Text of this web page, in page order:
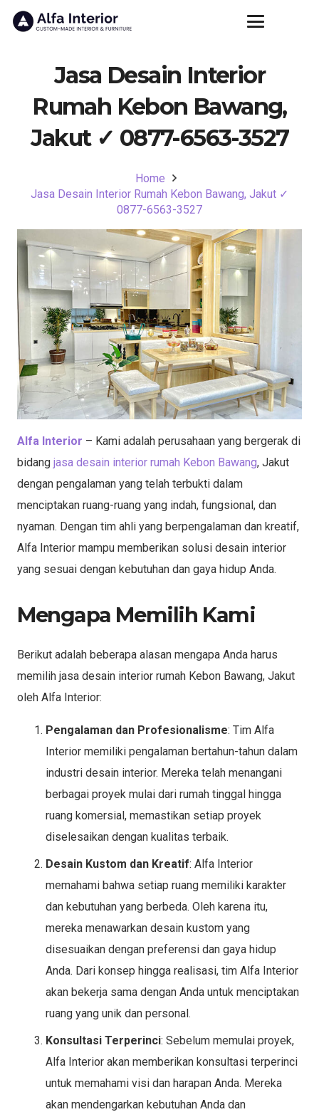
Jasa Desain Interior
Rumah Kebon Bawang,
Jakut ✓ 0877-6563-3527
Home
Jasa Desain Interior Rumah Kebon Bawang, Jakut ✓
0877-6563-3527
Alfa Interior – Kami adalah perusahaan yang bergerak di
bidang jasa desain interior rumah Kebon Bawang, Jakut
dengan pengalaman yang telah terbukti dalam
menciptakan ruang-ruang yang indah, fungsional, dan
nyaman. Dengan tim ahli yang berpengalaman dan kreatif,
Alfa Interior mampu memberikan solusi desain interior
yang sesuai dengan kebutuhan dan gaya hidup Anda.
Mengapa Memilih Kami
Berikut adalah beberapa alasan mengapa Anda harus
memilih jasa desain interior rumah Kebon Bawang, Jakut
oleh Alfa Interior:
Pengalaman dan Profesionalisme: Tim Alfa
Interior memiliki pengalaman bertahun-tahun dalam
industri desain interior. Mereka telah menangani
berbagai proyek mulai dari rumah tinggal hingga
ruang komersial, memastikan setiap proyek
diselesaikan dengan kualitas terbaik.
Desain Kustom dan Kreatif: Alfa Interior
memahami bahwa setiap ruang memiliki karakter
dan kebutuhan yang berbeda. Oleh karena itu,
mereka menawarkan desain kustom yang
disesuaikan dengan preferensi dan gaya hidup
Anda. Dari konsep hingga realisasi, tim Alfa Interior
akan bekerja sama dengan Anda untuk menciptakan
ruang yang unik dan personal.
Konsultasi Terperinci: Sebelum memulai proyek,
Alfa Interior akan memberikan konsultasi terperinci
untuk memahami visi dan harapan Anda. Mereka
akan mendengarkan kebutuhan Anda dan